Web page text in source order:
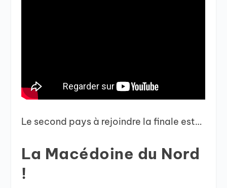
Le second pays à rejoindre la finale est…
La Macédoine du Nord
!